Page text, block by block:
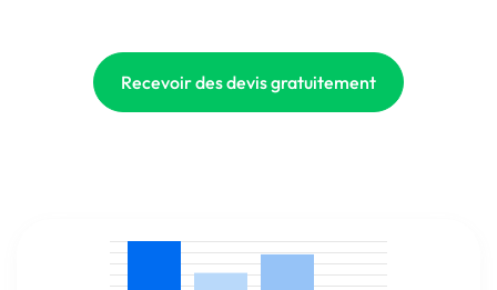
Recevoir des devis gratuitement